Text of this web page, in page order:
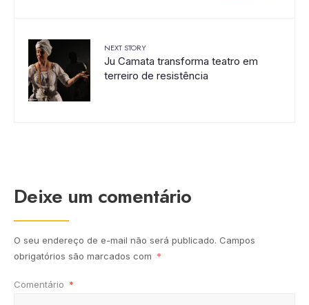
NEXT STORY
Ju Camata transforma teatro em
terreiro de resistência
Deixe um comentário
O seu endereço de e-mail não será publicado. Campos
obrigatórios são marcados com *
Comentário *